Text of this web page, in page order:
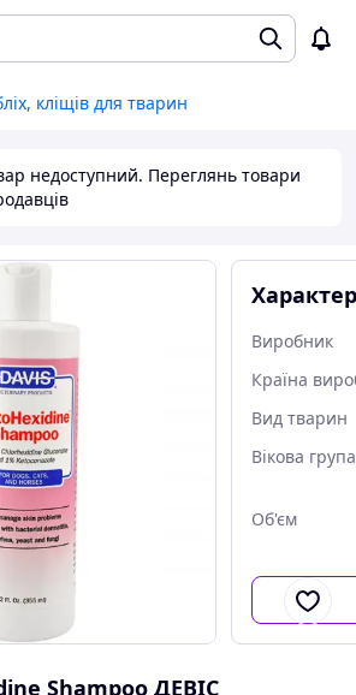
кліщів для тварин
недоступний. Переглянь товари
Виробник
Країна
Вид тварин
Вікова група
Об'єм
Shampoo ДЕВІС